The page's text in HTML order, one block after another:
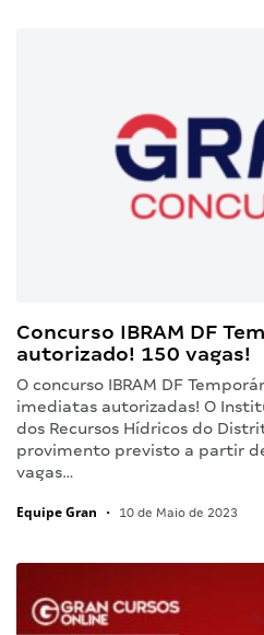
Concurso IBRAM DF
autorizado! 150 vagas!
O concurso IBRAM DF
imediatas autorizadas! O
dos Recursos Hídricos do
provimento previsto a partir
vagas…
Equipe Gran • 10 de Maio de 2023